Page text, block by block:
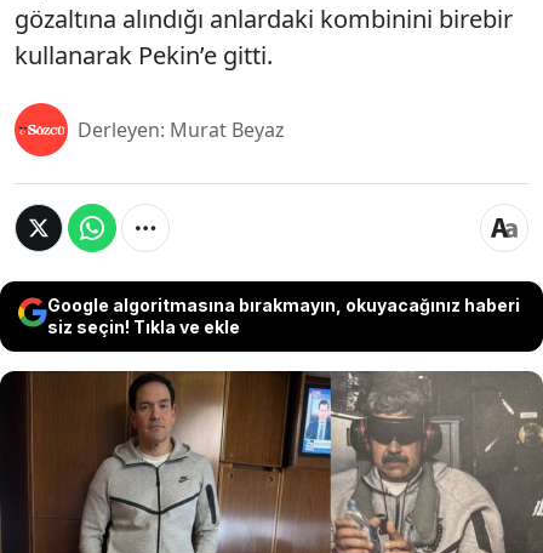
gözaltına alındığı anlardaki kombinini birebir
kullanarak Pekin’e gitti.
Derleyen: Murat Beyaz
Google algoritmasına bırakmayın, okuyacağınız haberi
siz seçin! Tıkla ve ekle
ABD Dışişleri Bakanı Marco Rubio’nun, katıldığı
Çin ziyaretinde tercih ettiği kıyafet seçimi
diplomatik çevrelerde büyük tepki topladı.
Rubio, Venezuela lideri Maduro’nun gözaltına